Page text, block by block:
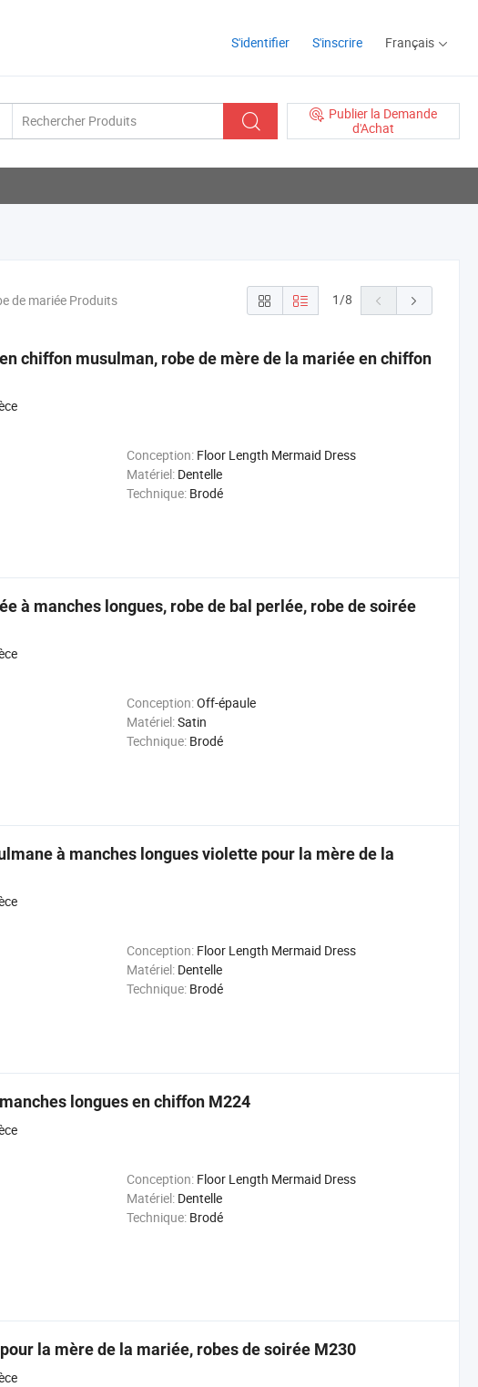
S'identifier S'inscrire Français
Publier la Demande
d'Achat
de mariée Produits 1/8
chiffon musulman, robe de mère de la mariée en chiffon
Conception: Floor Length Mermaid Dress
Matériel: Dentelle
Technique: Brodé
à manches longues, robe de bal perlée, robe de soirée
Conception:Off-épaule
Matériel:Satin
Technique: Brodé
à manches longues violette pour la mère de la
Conception: Floor Length Mermaid Dress
Matériel: Dentelle
Technique: Brodé
longues en chiffon M224
Conception: Floor Length Mermaid Dress
Matériel: Dentelle
Technique: Brodé
la mère de la mariée, robes de soirée M230